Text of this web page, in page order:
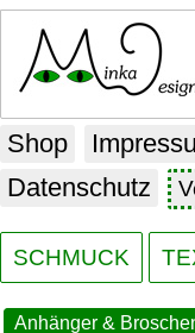
Shop
Datenschutz
SCHMUCK
Anhänger &